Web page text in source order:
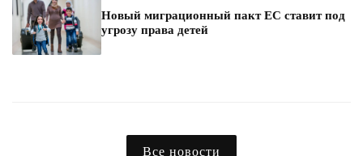
Новый миграционный пакт ЕС ставит под
угрозу права детей
Все новости